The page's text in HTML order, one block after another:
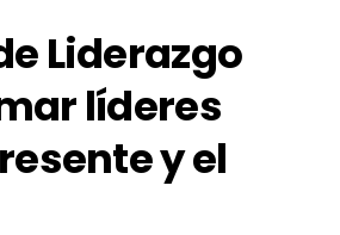
Liderazgo
líderes
y el